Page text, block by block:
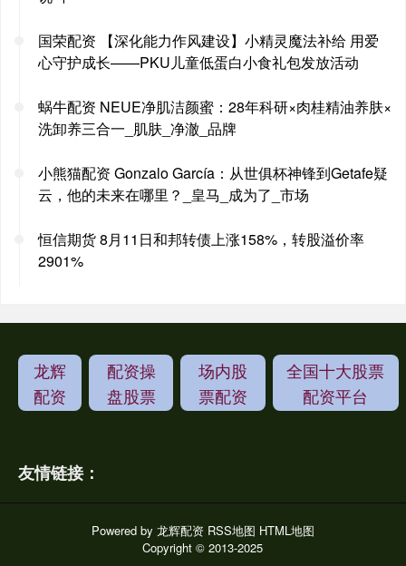
国荣配资 【深化能力作风建设】小精灵魔法补给 用爱
心守护成长——PKU儿童低蛋白小食礼包发放活动
蜗牛配资 NEUE净肌洁颜蜜：28年科研×肉桂精油养肤×
洗卸养三合一_肌肤_净澈_品牌
小熊猫配资 Gonzalo García：从世俱杯神锋到Getafe疑
云，他的未来在哪里？_皇马_成为了_市场
恒信期货 8月11日和邦转债上涨158%，转股溢价率
2901%
龙辉
配资
配资操
盘股票
场内股
票配资
全国十大股票
配资平台
友情链接：
Powered by 龙辉配资 RSS地图 HTML地图
Copyright© 2013-2025